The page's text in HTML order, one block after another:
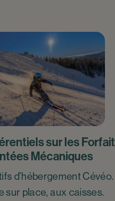
sur les Forfait
Mécaniques
d'hébergement Cévéo.
sur place, aux caisses.